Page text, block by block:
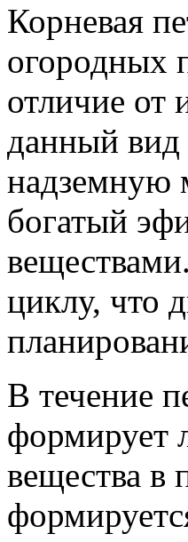
Корневая
огородных
отличие от
данный
надземную
богатый
циклу, что
В течение
формирует
вещества в